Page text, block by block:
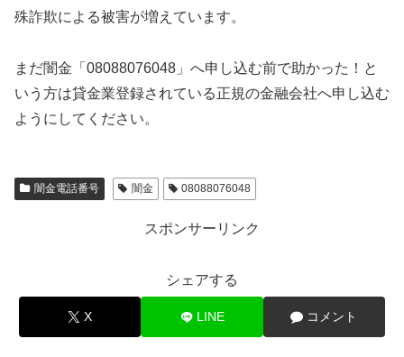
殊詐欺による被害が増えています。
まだ闇金「08088076048」へ申し込む前で助かった！と
いう方は貸金業登録されている正規の金融会社へ申し込む
ようにしてください。
闇金電話番号 闇金 08088076048
スポンサーリンク
シェアする
X LINE コメント